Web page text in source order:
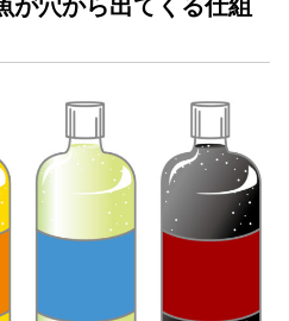
が穴から出てくる仕組